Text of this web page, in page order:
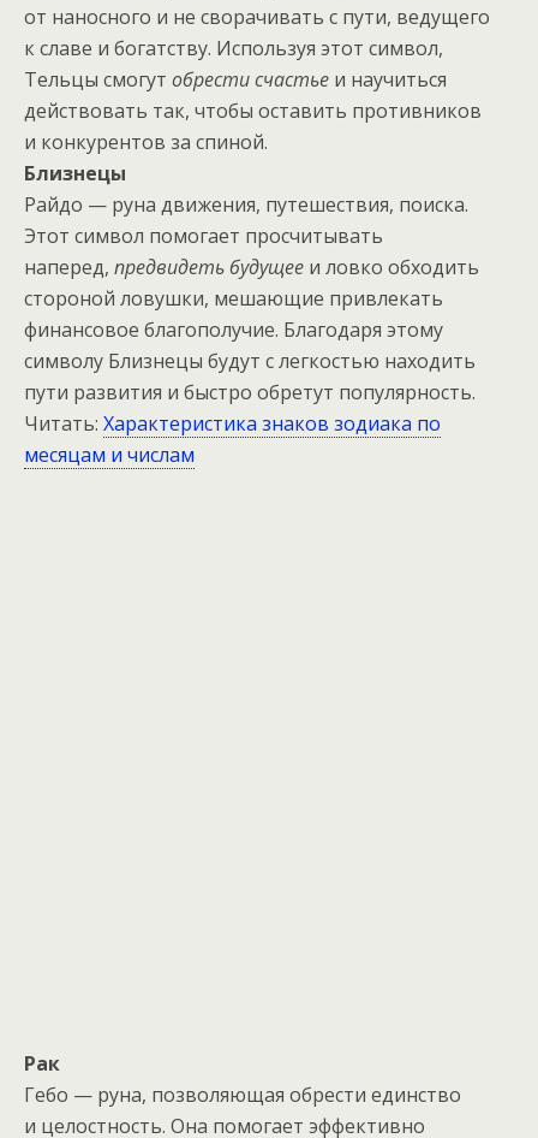
от наносного и не сворачивать с пути, ведущего
к славе и богатству. Используя этот символ,
Тельцы смогут обрести счастье и научиться
действовать так, чтобы оставить противников
и конкурентов за спиной.
Близнецы
Райдо — руна движения, путешествия, поиска.
Этот символ помогает просчитывать
наперед, предвидеть будущее и ловко обходить
стороной ловушки, мешающие привлекать
финансовое благополучие. Благодаря этому
символу Близнецы будут с легкостью находить
пути развития и быстро обретут популярность.
Читать: Характеристика знаков зодиака по
месяцам и числам
Рак
Гебо — руна, позволяющая обрести единство
и целостность. Она помогает эффективно